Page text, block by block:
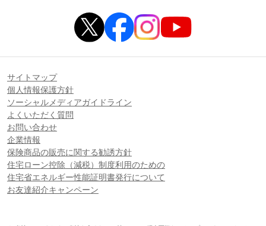
サイトマップ
個人情報保護方針
ソーシャルメディアガイドライン
よくいただく質問
お問い合わせ
企業情報
保険商品の販売に関する勧誘方針
住宅ローン控除（減税）制度利用のための
住宅省エネルギー性能証明書発行について
お友達紹介キャンペーン